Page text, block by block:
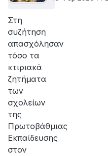
Στη
συζήτηση
απασχόλησαν
τόσο τα
κτιριακά
ζητήματα
των
σχολείων
της
Πρωτοβάθμιας
Εκπαίδευσης
στον